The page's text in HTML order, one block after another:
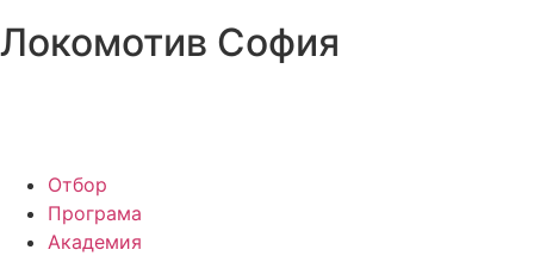
Локомотив София
Отбор
Програма
Академия